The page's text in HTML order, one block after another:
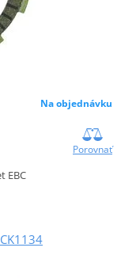
Na objednávku
Porovnať
EBC